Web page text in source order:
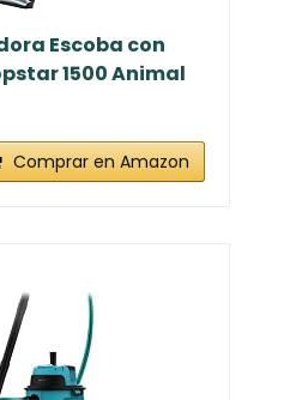
Escoba con
1500 Animal
Comprar en Amazon